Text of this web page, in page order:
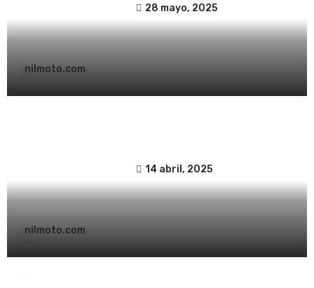
nilmoto.com
28 mayo, 2025
nilmoto.com
14 abril, 2025